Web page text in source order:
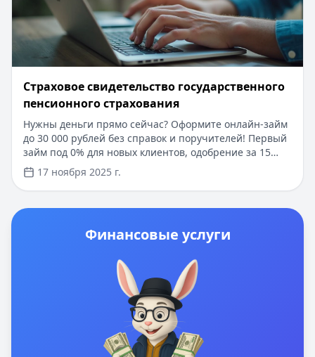
​Страховое свидетельство государственного
пенсионного страхования
Нужны деньги прямо сейчас? Оформите онлайн-займ
до 30 000 рублей без справок и поручителей! Первый
займ под 0% для новых клиентов, одобрение за 15
минут. Требуется только паспорт и СНИЛС. В статье
вы узнаете всё о получении и использовании СНИЛС
в 2025 году, а также о том, как быстро оформить
кредит с помощью этого документа через
17 ноября 2025 г.
Финансовые услуги